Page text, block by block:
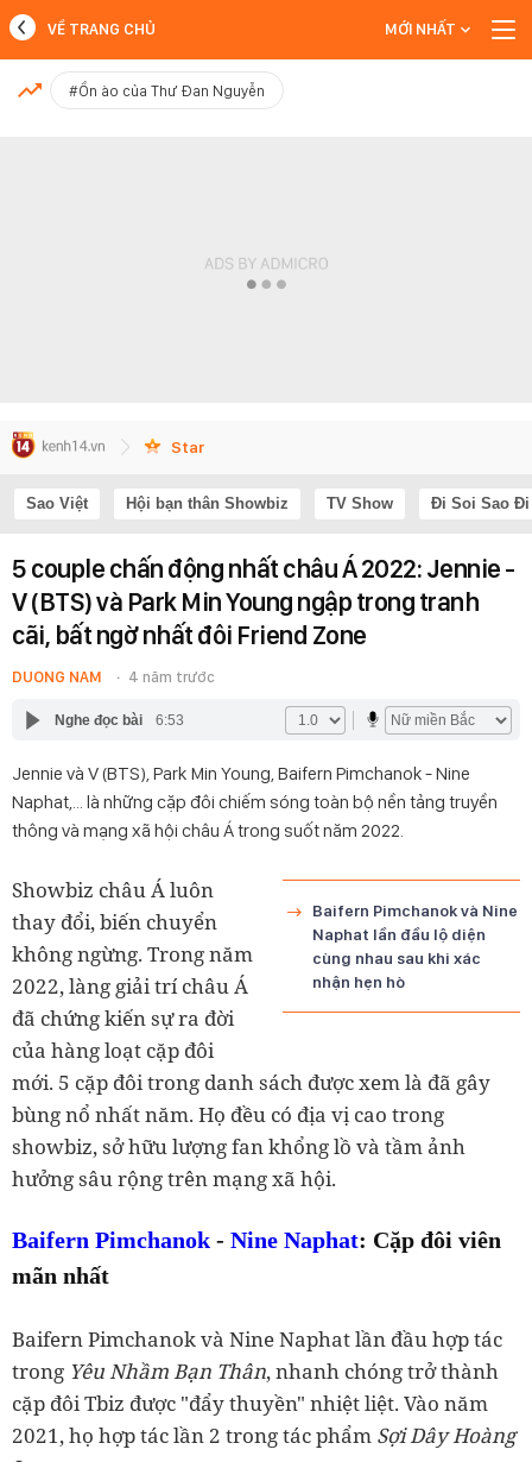
MỚI NHẤT
VỀ TRANG CHỦ MỚI NHẤT
#Ồn ào của Thư Đan Nguyễn
Star
Sao Việt Hội bạn thân Showbiz TV Show Đi Soi Sao Đi
5 couple chấn động nhất châu Á 2022: Jennie -
V (BTS) và Park Min Young ngập trong tranh
cãi, bất ngờ nhất đôi Friend Zone
DUONG NAM 4 năm trước
Nghe đọc bài 6:53
Jennie và V (BTS), Park Min Young, Baifern Pimchanok - Nine
Naphat,... là những cặp đôi chiếm sóng toàn bộ nền tảng truyền
thông và mạng xã hội châu Á trong suốt năm 2022.
Baifern Pimchanok và Nine
Naphat lần đầu lộ diện
cùng nhau sau khi xác
nhận hẹn hò
Showbiz châu Á luôn
thay đổi, biến chuyển
không ngừng. Trong năm
2022, làng giải trí châu Á
đã chứng kiến sự ra đời
của hàng loạt cặp đôi
mới. 5 cặp đôi trong danh sách được xem là đã gây
bùng nổ nhất năm. Họ đều có địa vị cao trong
showbiz, sở hữu lượng fan khổng lồ và tầm ảnh
hưởng sâu rộng trên mạng xã hội.
Baifern Pimchanok - Nine Naphat: Cặp đôi viên
mãn nhất
Baifern Pimchanok và Nine Naphat lần đầu hợp tác
trong Yêu Nhầm Bạn Thân, nhanh chóng trở thành
cặp đôi Tbiz được "đẩy thuyền" nhiệt liệt. Vào năm
2021, họ hợp tác lần 2 trong tác phẩm Sợi Dây Hoàng